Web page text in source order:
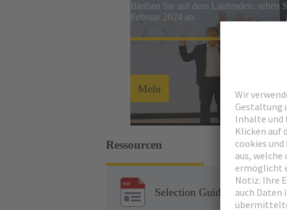
Bleiben Sie auf dem Laufenden:
Februar 2024 an.
Mehr
Ressourcen
Selection Guide: Industrial